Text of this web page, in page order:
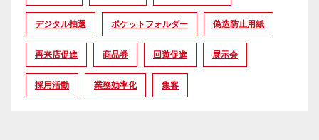
デジタル抽選 ポケットフォルダー 偽造防止用紙
再来店促進 商品券 回遊促進 展示会
採用活動 業務効率化 集客